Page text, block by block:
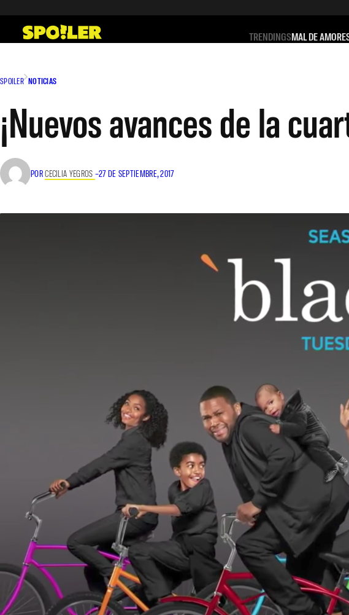
contenido
TRENDINGSMAL DE
SPOILER NOTICIAS
¡Nuevos avances de la
PORCECILIA YEGROS –27 DE SEPTIEMBRE, 2017